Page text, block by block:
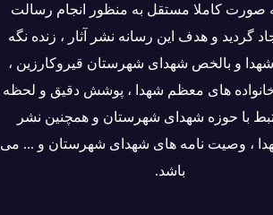
صورت کاملا مستقل به منظور انجام رسالت
گردید و هدف این رسانه نشر آثار ، زنده نگه
شهدا و بالخص شهدای شهرستان قیروکارزین ،
های معظم شهدا ، پوشش دقیق و لحظه
با حوزه شهدای شهرستان و همچنین نشر
، وصیت نامه های شهدای شهرستان و ... می
باشد.